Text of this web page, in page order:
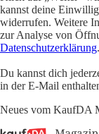
kannst deine
widerrufen. Weitere
zur Analyse von
Datenschutzerklärung.
Du kannst dich
in der E-Mail
Neues vom KaufDA